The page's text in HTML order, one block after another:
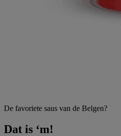
De favoriete saus van de Belgen?
Dat is ‘m!